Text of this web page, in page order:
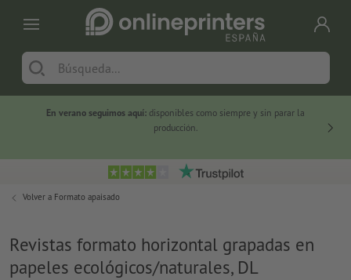
En verano seguimos aquí: disponibles como siempre y sin parar la
producción.
Volver a Formato apaisado
Revistas formato horizontal grapadas en
papeles ecológicos/naturales, DL